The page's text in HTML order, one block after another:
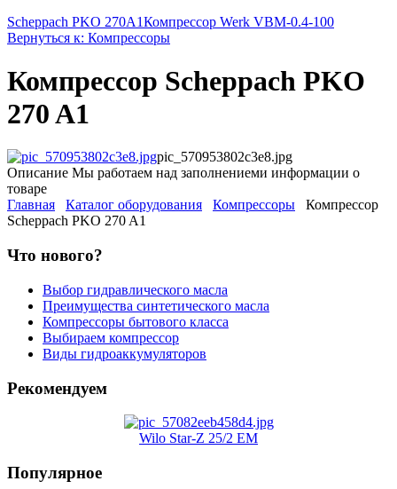
Scheppach PKO 270A1Компрессор Werk VBM-0.4-100
Вернуться к: Компрессоры
Компрессор Scheppach PKO
270 A1
pic_570953802c3e8.jpg
Описание Мы работаем над заполнениеми информации о
товаре
Главная
Каталог оборудования Компрессоры
Компрессор
Scheppach PKO 270 A1
Что нового?
Выбор гидравлического масла
Преимущества синтетического масла
Компрессоры бытового класса
Выбираем компрессор
Виды гидроаккумуляторов
Рекомендуем
Wilo Star-Z 25/2 EM
Популярное